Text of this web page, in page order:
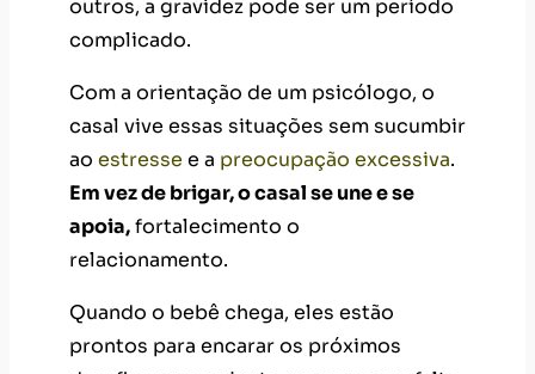
Em vez de brigar, o casal se une e se
apoia,fortalecimento o
relacionamento.
Quando o bebê chega, eles estão
prontos para encarar os próximos
desafios em conjunto, mesmo com falta
de experiência e conhecimento.
Terapia individual para novas
mães